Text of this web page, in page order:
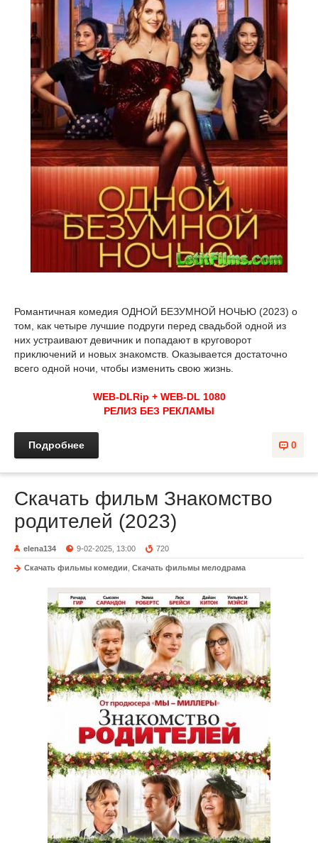
Романтичная комедия ОДНОЙ БЕЗУМНОЙ НОЧЬЮ (2023) о
том, как четыре лучшие подруги перед свадьбой одной из
них устраивают девичник и попадают в круговорот
приключений и новых знакомств. Оказывается достаточно
всего одной ночи, чтобы изменить свою жизнь.
WEB-DLRip + WEB-DL 1080
РЕЛИЗ БЕЗ РЕКЛАМЫ
0
Подробнее
Скачать фильм Знакомство
родителей (2023)
elena134 9-02-2025, 13:00 720
Скачать фильмы комедии Скачать фильмы мелодрама